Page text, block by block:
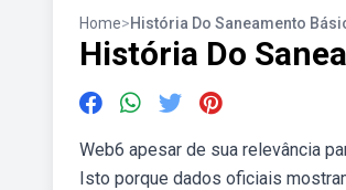
Home>História Do Saneamento
História Do
Web6 apesar de sua relevância
Isto porque dados oficiais